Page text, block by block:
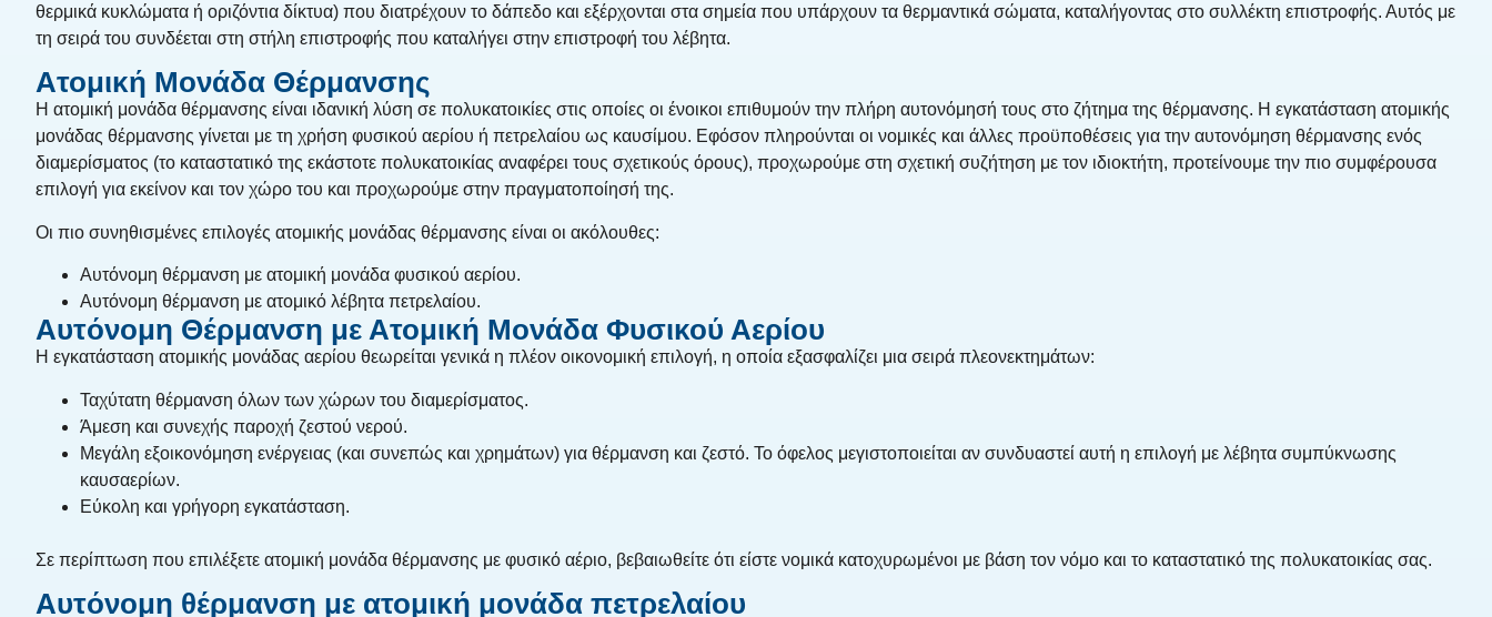
θερμικά κυκλώματα ή οριζόντια δίκτυα) που διατρέχουν το δάπεδο και εξέρχονται στα σημεία που υπάρχουν τα θερμαντικά σώματα, καταλήγοντας στο συλλέκτη επιστροφής. Αυτός με
τη σειρά του συνδέεται στη στήλη επιστροφής που καταλήγει στην επιστροφή του λέβητα.
Ατομική Μονάδα Θέρμανσης
Η ατομική μονάδα θέρμανσης είναι ιδανική λύση σε πολυκατοικίες στις οποίες οι ένοικοι επιθυμούν την πλήρη αυτονόμησή τους στο ζήτημα της θέρμανσης. Η εγκατάσταση ατομικής
μονάδας θέρμανσης γίνεται με τη χρήση φυσικού αερίου ή πετρελαίου ως καυσίμου. Εφόσον πληρούνται οι νομικές και άλλες προϋποθέσεις για την αυτονόμηση θέρμανσης ενός
διαμερίσματος (το καταστατικό της εκάστοτε πολυκατοικίας αναφέρει τους σχετικούς όρους), προχωρούμε στη σχετική συζήτηση με τον ιδιοκτήτη, προτείνουμε την πιο συμφέρουσα
επιλογή για εκείνον και τον χώρο του και προχωρούμε στην πραγματοποίησή της.
Οι πιο συνηθισμένες επιλογές ατομικής μονάδας θέρμανσης είναι οι ακόλουθες:
Αυτόνομη θέρμανση με ατομική μονάδα φυσικού αερίου.
Αυτόνομη θέρμανση με ατομικό λέβητα πετρελαίου.
Αυτόνομη Θέρμανση με Ατομική Μονάδα Φυσικού Αερίου
Η εγκατάσταση ατομικής μονάδας αερίου θεωρείται γενικά η πλέον οικονομική επιλογή, η οποία εξασφαλίζει μια σειρά πλεονεκτημάτων:
Ταχύτατη θέρμανση όλων των χώρων του διαμερίσματος.
Άμεση και συνεχής παροχή ζεστού νερού.
Μεγάλη εξοικονόμηση ενέργειας (και συνεπώς και χρημάτων) για θέρμανση και ζεστό. Το όφελος μεγιστοποιείται αν συνδυαστεί αυτή η επιλογή με λέβητα συμπύκνωσης
καυσαερίων.
Εύκολη και γρήγορη εγκατάσταση.
Σε περίπτωση που επιλέξετε ατομική μονάδα θέρμανσης με φυσικό αέριο, βεβαιωθείτε ότι είστε νομικά κατοχυρωμένοι με βάση τον νόμο και το καταστατικό της πολυκατοικίας σας.
Αυτόνομη θέρμανση με ατομική μονάδα πετρελαίου